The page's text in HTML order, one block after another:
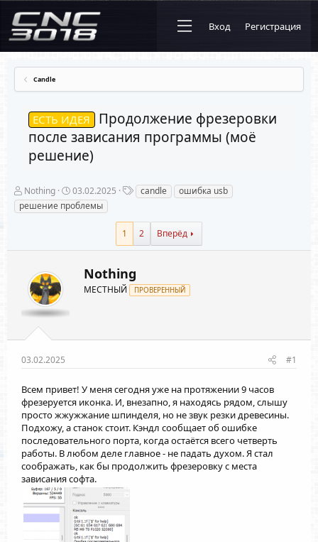
Вход Регистрация
Candle
ЕСТЬ ИДЕЯ
Продолжение фрезеровки
после зависания программы (моё
решение)
А
в
т
Nothing
Д
а
т
03.02.2025
Т
е
и
candle
ошибка usb
решение проблемы
1 2 Вперёд
Nothing
МЕСТНЫЙ ПРОВЕРЕННЫЙ
03.02.2025 #1
Всем привет! У меня сегодня уже на протяжении 9 часов
фрезеруется иконка. И, внезапно, я находясь рядом, слышу
просто жжужжание шпинделя, но не звук резки древесины.
Подхожу, а станок стоит. Кэндл сообщает об ошибке
последовательного порта, когда остаётся всего четверть
работы. В любом деле главное - не падать духом. Я стал
соображать, как бы продолжить фрезеровку с места
зависания софта.